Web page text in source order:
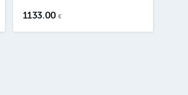
1133.00€